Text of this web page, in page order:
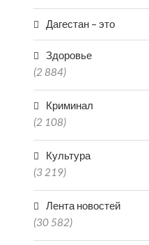
Дагестан – это
Здоровье
(2 884)
Криминал
(2 108)
Культура
(3 219)
Лента новостей
(30 582)